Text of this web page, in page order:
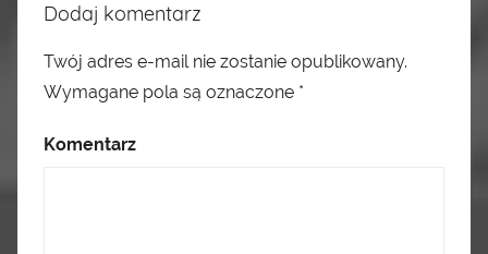
Dodaj komentarz
Twój adres e-mail nie zostanie opublikowany.
Wymagane pola są oznaczone *
Komentarz